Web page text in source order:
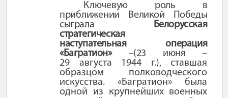
Ключевую роль в
приближении Великой Победы
сыграла Белорусская
стратегическая
наступательная
операция
«Багратион»–(23 июня–
29 августа 1944 г.),ставшая
образцом полководческого
искусства. «Багратион» была
одной из крупнейших военных